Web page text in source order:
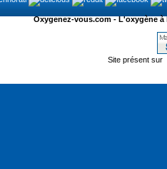
Oxygenez-vous.com - L'oxygène
Site présent sur